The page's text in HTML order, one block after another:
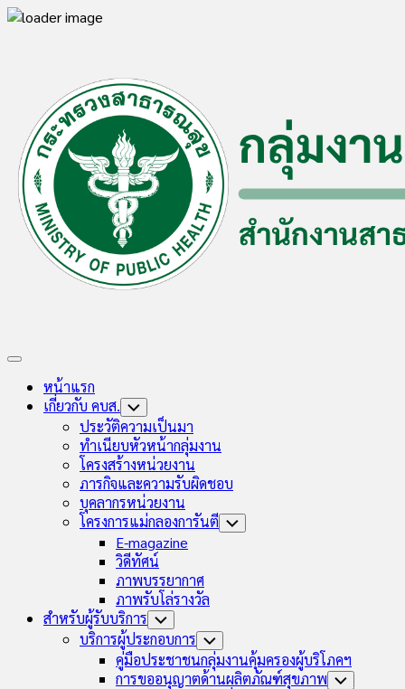
Expand
หน้าแรก
เกี่ยวกับ คบส. Toggle
Child
Menu
ประวัติความเป็นมา
ทำเนียบหัวหน้ากลุ่มงาน
โครงสร้างหน่วยงาน
ภารกิจและความรับผิดชอบ
บุคลากรหน่วยงาน
โครงการแม่กลองการันตี Toggle
E-magazine
วิดีทัศน์
ภาพบรรยากาศ
ภาพรับโล่รางวัล
สำหรับผู้รับบริการ Toggle
Child
Menu
บริการผู้ประกอบการ Toggle
Child
Menu
คู่มือประชาชนกลุ่มงานคุ้มครองผู้บริโภคฯ
การขออนุญาตด้านผลิตภัณฑ์สุขภาพ Toggle